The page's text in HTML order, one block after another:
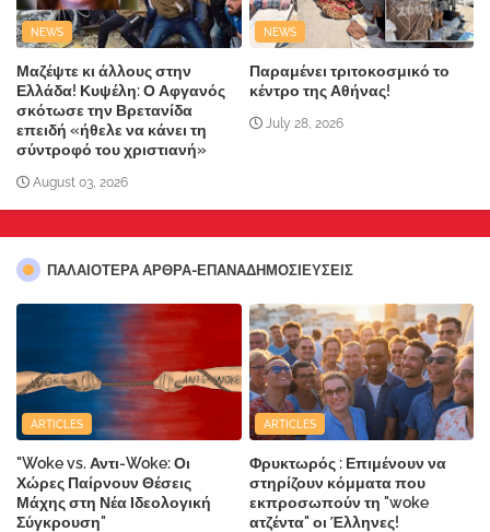
NEWS
Μαζέψτε κι άλλους στην
Ελλάδα! Κυψέλη: Ο Αφγανός
σκότωσε την Βρετανίδα
επειδή «ήθελε να κάνει τη
σύντροφό του χριστιανή»
August 03, 2026
NEWS
Παραμένει τριτοκοσμικό το
κέντρο της Αθήνας!
July 28, 2026
ΠΑΛΑΙΟΤΕΡΑ ΑΡΘΡΑ-ΕΠΑΝΑΔΗΜΟΣΙΕΥΣΕΙΣ
ARTICLES
"Woke vs. Αντι-Woke: Οι
Χώρες Παίρνουν Θέσεις
Μάχης στη Νέα Ιδεολογική
Σύγκρουση"
ARTICLES
Φρυκτωρός : Επιμένουν να
στηρίζουν κόμματα που
εκπροσωπούν τη "woke
ατζέντα" οι Έλληνες!